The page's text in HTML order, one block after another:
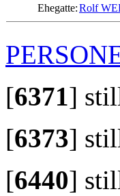
Ehegatte:Rolf
[6371]
[6373]
[6440]